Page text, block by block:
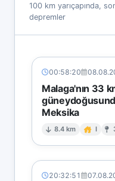
100 km yarıçapında,
depremler
00:58:20
Malaga'nın 33
Meksika
8.4 km I
20:32:51